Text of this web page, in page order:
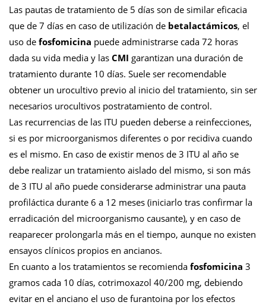
Las pautas de tratamiento de 5 días son de similar eficacia
que de 7 días en caso de utilización de betalactámicos, el
uso de fosfomicina puede administrarse cada 72 horas
dada su vida media y las CMI garantizan una duración de
tratamiento durante 10 días. Suele ser recomendable
obtener un urocultivo previo al inicio del tratamiento, sin ser
necesarios urocultivos postratamiento de control.
Las recurrencias de las ITU pueden deberse a reinfecciones,
si es por microorganismos diferentes o por recidiva cuando
es el mismo. En caso de existir menos de 3 ITU al año se
debe realizar un tratamiento aislado del mismo, si son más
de 3 ITU al año puede considerarse administrar una pauta
profiláctica durante 6 a 12 meses (iniciarlo tras confirmar la
erradicación del microorganismo causante), y en caso de
reaparecer prolongarla más en el tiempo, aunque no existen
ensayos clínicos propios en ancianos.
En cuanto a los tratamientos se recomienda fosfomicina 3
gramos cada 10 días, cotrimoxazol 40/200 mg, debiendo
evitar en el anciano el uso de furantoina por los efectos